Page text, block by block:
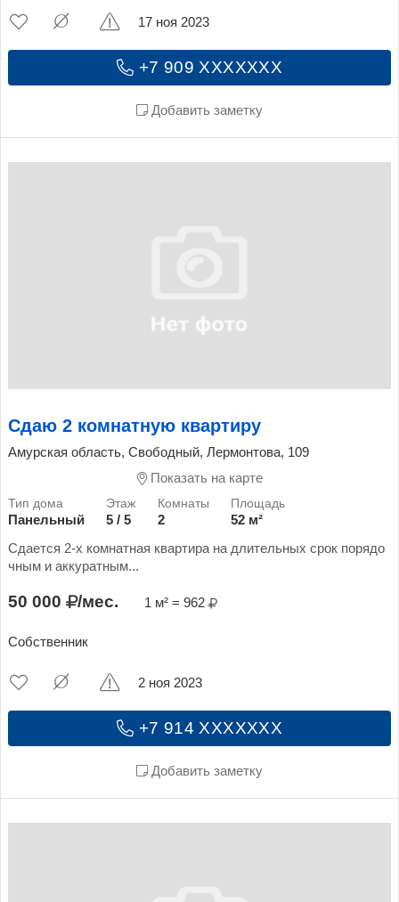
+7 909 XXXXXXX
Добавить заметку
17 ноя 2023
Сдаю 2 комнатную квартиру
Амурская область, Свободный, Лермонтова, 109
Показать на карте
Панельный 5 / 5 2
52 м²
Сдается 2-х комнатная квартира на длительных срок порядо
чным и аккуратным...
50 000 /мес. 1 м² = 962
Собственник
+7 914 XXXXXXX
Добавить заметку
2 ноя 2023